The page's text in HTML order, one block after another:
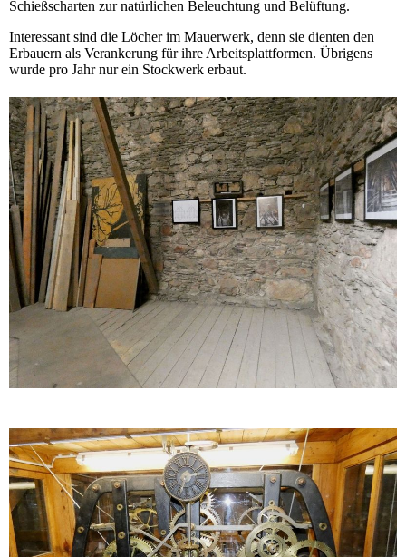
Schießscharten zur natürlichen Beleuchtung und Belüftung.
Interessant sind die Löcher im Mauerwerk, denn sie dienten den
Erbauern als Verankerung für ihre Arbeitsplattformen. Übrigens
wurde pro Jahr nur ein Stockwerk erbaut.